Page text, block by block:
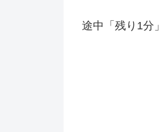
途中「残り1分